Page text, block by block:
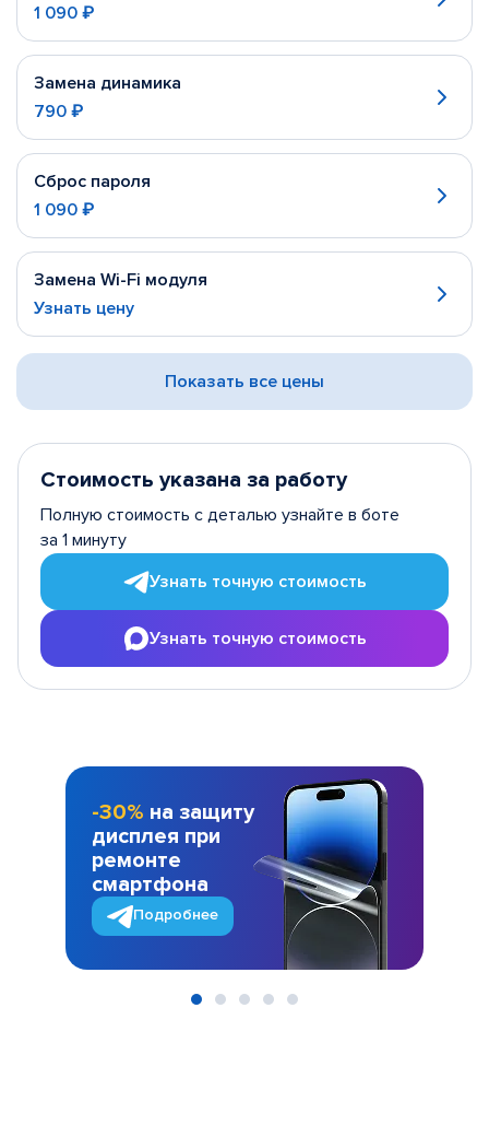
1 090 ₽
Замена динамика
790 ₽
Сброс пароля
1 090 ₽
Замена Wi-Fi модуля
Узнать цену
Показать все цены
Стоимость указана за работу
Полную стоимость с деталью узнайте в боте
за 1 минуту
Узнать точную стоимость
Узнать точную стоимость
-30% на защиту
дисплея при
ремонте
смартфона
Подробнее